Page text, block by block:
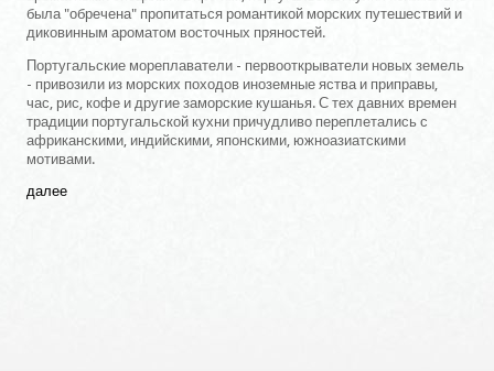
была "обречена" пропитаться романтикой морских путешествий и
диковинным ароматом восточных пряностей.
Португальские мореплаватели - первооткрыватели новых земель
- привозили из морских походов иноземные яства и приправы,
час, рис, кофе и другие заморские кушанья. С тех давних времен
традиции португальской кухни причудливо переплетались с
африканскими, индийскими, японскими, южноазиатскими
мотивами.
далее